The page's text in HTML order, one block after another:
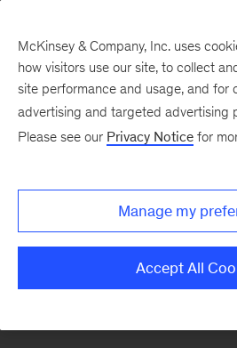
McKinsey & Company, Inc. uses
how visitors use our site, to collect
site performance and usage, and for
advertising and targeted advertising
Please see our Privacy Notice for
Manage my
Accept All